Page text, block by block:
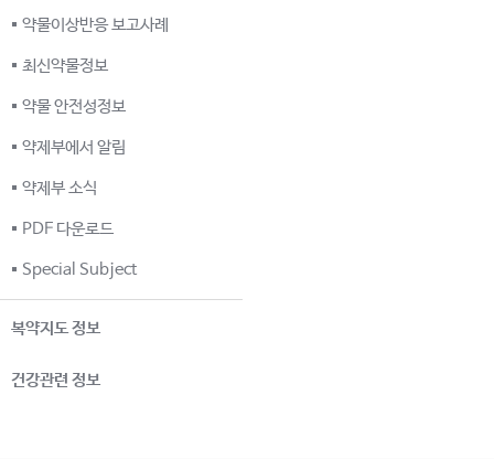
약물이상반응 보고사례
최신약물정보
약물 안전성정보
약제부에서 알림
약제부 소식
PDF 다운로드
Special Subject
복약지도 정보
건강관련 정보